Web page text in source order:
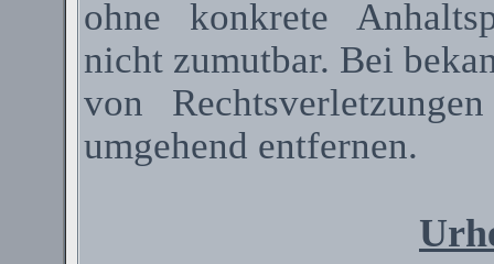
ohne konkrete
nicht zumutbar. Bei
von
umgehend entfernen.